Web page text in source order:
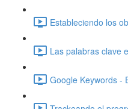
Estableciendo los
Las palabras clave
Google Keywords -